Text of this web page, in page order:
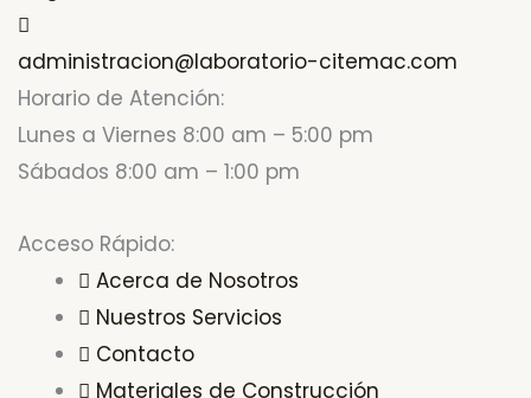
administracion@laboratorio-citemac.com
Horario de Atención:
Lunes a Viernes 8:00 am – 5:00 pm
Sábados 8:00 am – 1:00 pm
Acceso Rápido:
Acerca de Nosotros
Nuestros Servicios
Contacto
Materiales de Construcción